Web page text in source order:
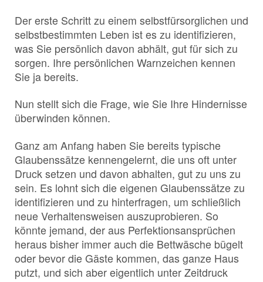
Der erste Schritt zu einem selbstfürsorglichen und
selbstbestimmten Leben ist es zu identifizieren,
was Sie persönlich davon abhält, gut für sich zu
sorgen. Ihre persönlichen Warnzeichen kennen
Sie ja bereits.
Nun stellt sich die Frage, wie Sie Ihre Hindernisse
überwinden können.
Ganz am Anfang haben Sie bereits typische
Glaubenssätze kennengelernt, die uns oft unter
Druck setzen und davon abhalten, gut zu uns zu
sein. Es lohnt sich die eigenen Glaubenssätze zu
identifizieren und zu hinterfragen, um schließlich
neue Verhaltensweisen auszuprobieren. So
könnte jemand, der aus Perfektionsansprüchen
heraus bisher immer auch die Bettwäsche bügelt
oder bevor die Gäste kommen, das ganze Haus
putzt, und sich aber eigentlich unter Zeitdruck